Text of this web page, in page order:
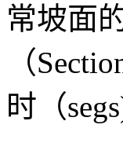
常坡面
（
时（